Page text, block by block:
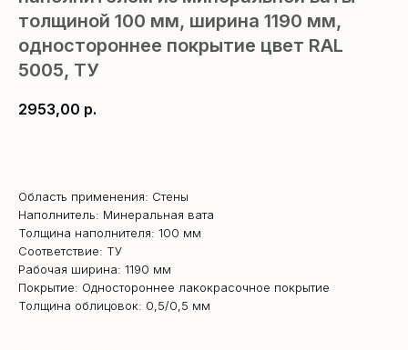
толщиной 100 мм, ширина 1190 мм,
одностороннее покрытие цвет RAL
5005, ТУ
2953,00 р.
Область применения: Стены
Наполнитель: Минеральная вата
Толщина наполнителя: 100 мм
Соответствие: ТУ
Рабочая ширина: 1190 мм
Покрытие: Одностороннее лакокрасочное покрытие
Толщина облицовок: 0,5/0,5 мм